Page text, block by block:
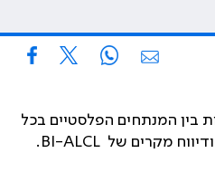
בין המנתחים הפלסטיים בכל
מקרים של
.